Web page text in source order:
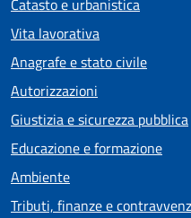
Catasto e urbanistica
Vita lavorativa
Anagrafe e stato civile
Autorizzazioni
Giustizia e sicurezza pubblica
Educazione e formazione
Ambiente
Tributi, finanze e